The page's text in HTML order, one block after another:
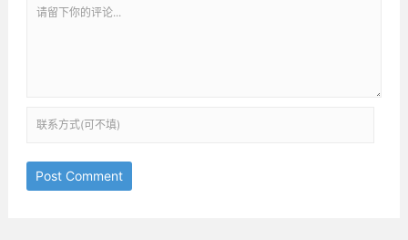
Post Comment